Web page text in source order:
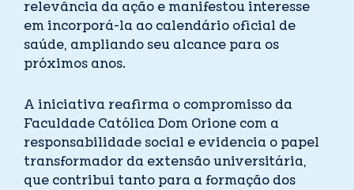
relevância da ação e manifestou interesse
em incorporá-la ao calendário oficial de
saúde, ampliando seu alcance para os
próximos anos.
A iniciativa reafirma o compromisso da
Faculdade Católica Dom Orione com a
responsabilidade social e evidencia o papel
transformador da extensão universitária,
que contribui tanto para a formação dos